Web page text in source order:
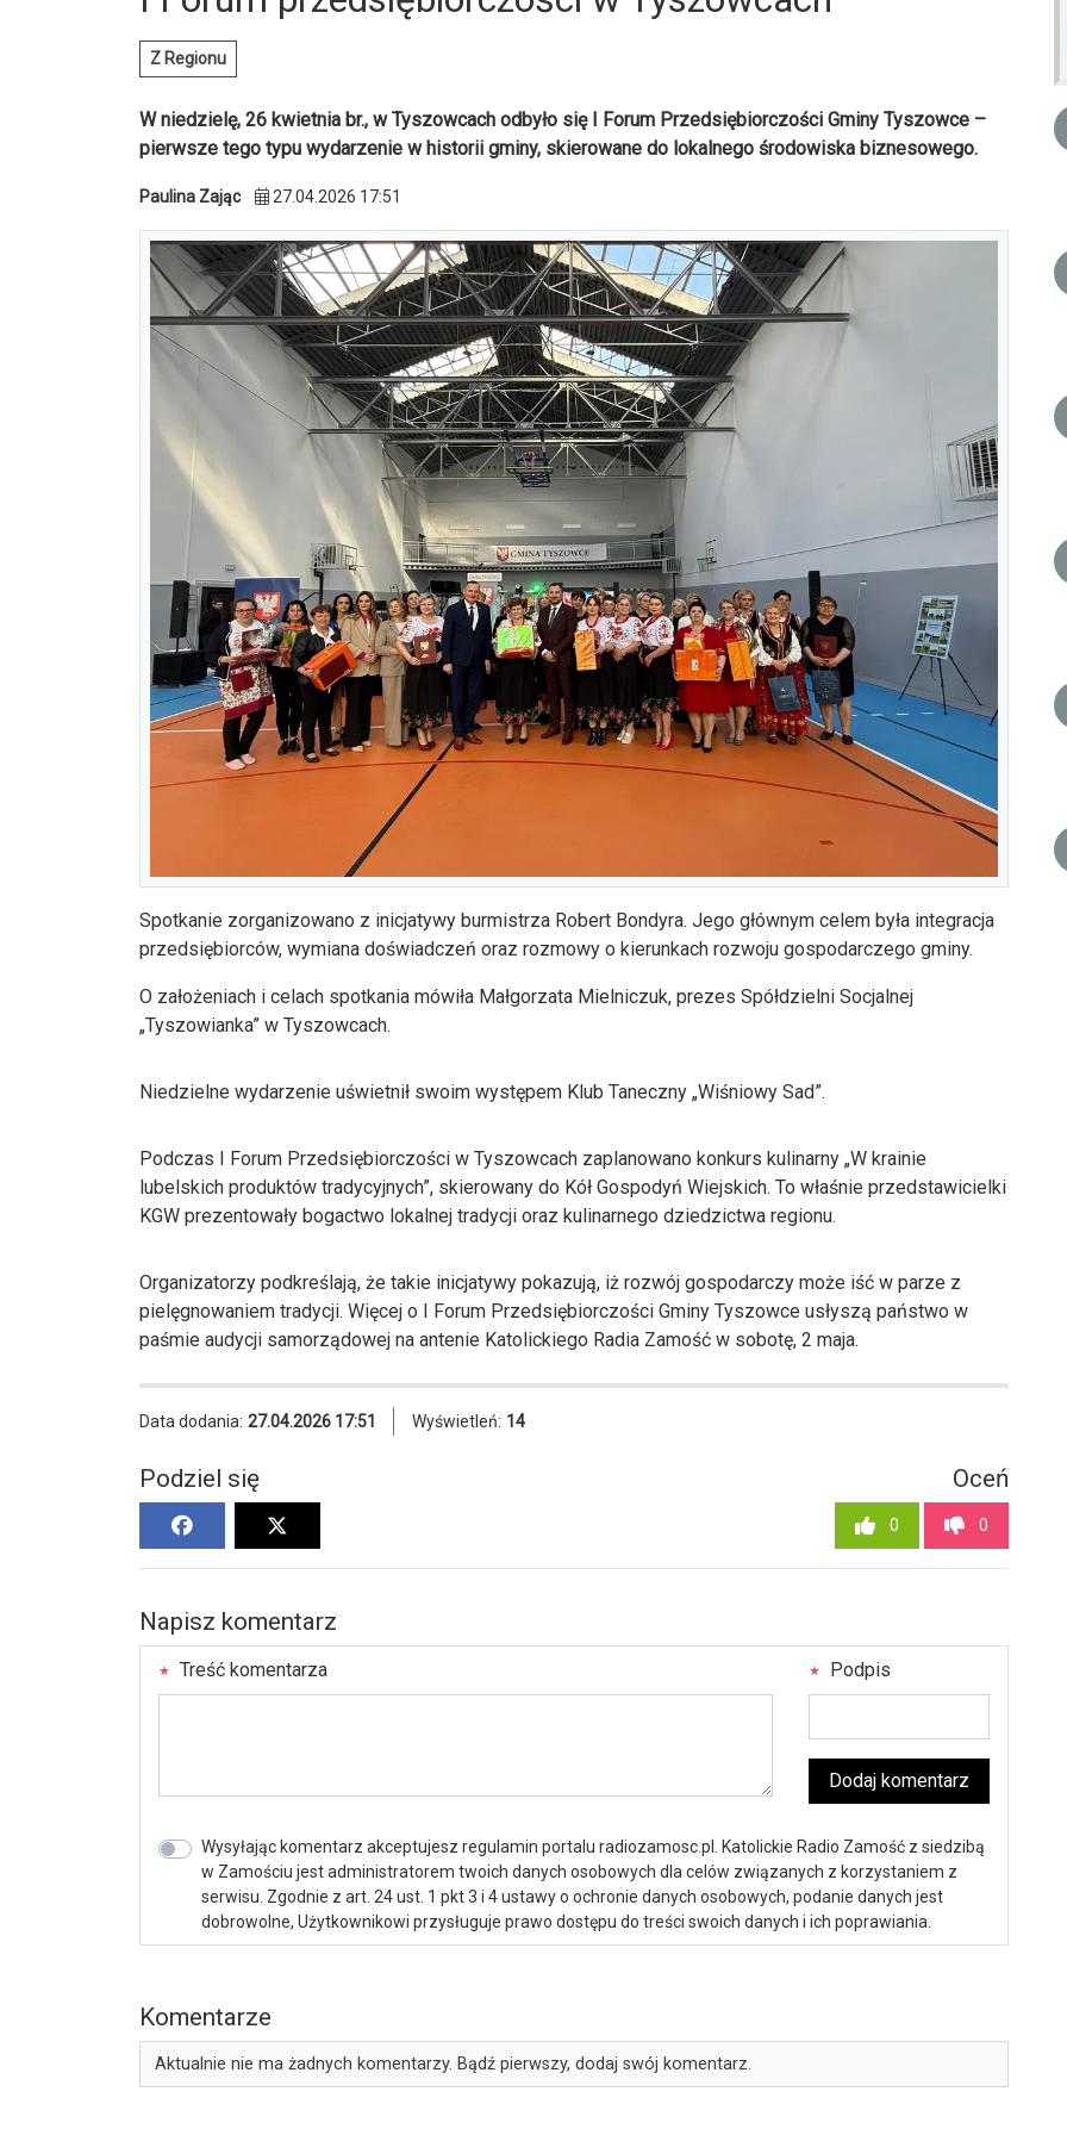
Z Regionu
W niedzielę, 26 kwietnia br., w Tyszowcach odbyło się I Forum Przedsiębiorczości Gminy Tyszowce –
pierwsze tego typu wydarzenie w historii gminy, skierowane do lokalnego środowiska biznesowego.
Paulina Zając 27.04.2026 17:51
Spotkanie zorganizowano z inicjatywy burmistrza Robert Bondyra. Jego głównym celem była integracja
przedsiębiorców, wymiana doświadczeń oraz rozmowy o kierunkach rozwoju gospodarczego gminy.
O założeniach i celach spotkania mówiła Małgorzata Mielniczuk, prezes Spółdzielni Socjalnej
„Tyszowianka” w Tyszowcach.
Niedzielne wydarzenie uświetnił swoim występem Klub Taneczny „Wiśniowy Sad”.
Podczas I Forum Przedsiębiorczości w Tyszowcach zaplanowano konkurs kulinarny „W krainie
lubelskich produktów tradycyjnych”, skierowany do Kół Gospodyń Wiejskich. To właśnie przedstawicielki
KGW prezentowały bogactwo lokalnej tradycji oraz kulinarnego dziedzictwa regionu.
Organizatorzy podkreślają, że takie inicjatywy pokazują, iż rozwój gospodarczy może iść w parze z
pielęgnowaniem tradycji. Więcej o I Forum Przedsiębiorczości Gminy Tyszowce usłyszą państwo w
paśmie audycji samorządowej na antenie Katolickiego Radia Zamość w sobotę, 2 maja.
Data dodania: 27.04.2026 17:51 Wyświetleń: 14
Podziel się Oceń
0 0
Napisz komentarz
Treść komentarza Podpis
Dodaj komentarz
Wysyłając komentarz akceptujesz regulamin portalu radiozamosc.pl. Katolickie Radio Zamość z siedzibą
w Zamościu jest administratorem twoich danych osobowych dla celów związanych z korzystaniem z
serwisu. Zgodnie z art. 24 ust. 1 pkt 3 i 4 ustawy o ochronie danych osobowych, podanie danych jest
dobrowolne, Użytkownikowi przysługuje prawo dostępu do treści swoich danych i ich poprawiania.
Komentarze
Aktualnie nie ma żadnych komentarzy. Bądź pierwszy, dodaj swój komentarz.